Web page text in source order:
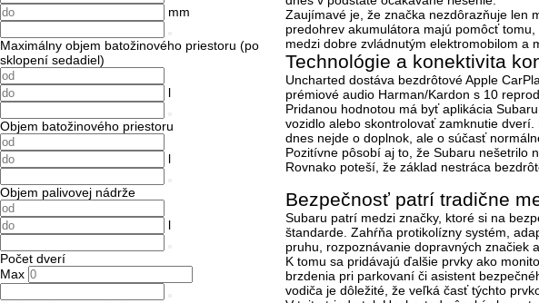
mm
Maximálny objem batožinového priestoru (po
sklopení sedadiel)
l
Objem batožinového priestoru
l
Objem palivovej nádrže
l
Počet dverí
Max
Zaujímavé je, že značka nezdôrazňuje len
predohrev akumulátora majú pomôcť
medzi dobre zvládnutým elektromobilom a
Technológie a konektivita
Uncharted dostáva bezdrôtové Apple
prémiové audio Harman/Kardon s 10
Pridanou hodnotou má byť aplikácia
vozidlo alebo skontrolovať zamknutie
dnes nejde o doplnok, ale o súčasť
Pozitívne pôsobí aj to, že Subaru nešetrilo
Rovnako poteší, že základ nestráca
Bezpečnosť patrí tradične
Subaru patrí medzi značky, ktoré si na
štandarde. Zahŕňa protikolízny systém,
pruhu, rozpoznávanie dopravných značiek
K tomu sa pridávajú ďalšie prvky ako
brzdenia pri parkovaní či asistent
vodiča je dôležité, že veľká časť týchto